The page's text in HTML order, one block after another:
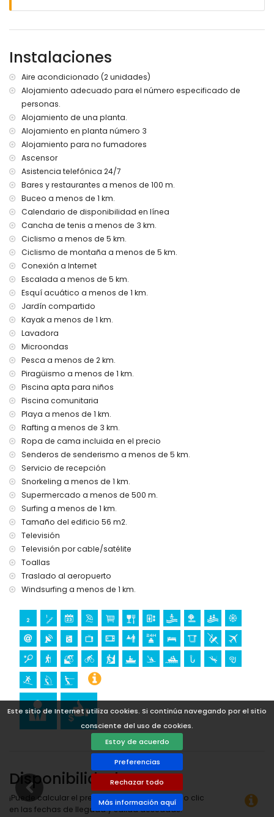
Este sitio de Internet utiliza cookies. Si continúa navegando por el sitio
consciente del uso de cookies.
Estoy de acuerdo
Preferencias
Rechazar todo
Más información aquí
puerto más cercano: Duanes del Mar, Jávea (a menos de
aeropuerto más cercano: Valencia (a menos de 100
kilómetros del apartamento)
segundo aeropuerto más cercano: Alicante (a menos de
100 kilómetros del apartamento)
transporte público cercano: autobús a 2 kilómetros
no está permitido fumar
no se admiten mascotas
El edificio donde se encuentra el alojamiento tiene
ascensor.
El alojamiento es muy adecuado para familias con niños.
Instalaciones y servicios incluidos en el precio del alquiler
del apartamento
internet (WiFi)
plancha y tabla de planchar
ropa de cama y toallas
Instalaciones y servicios con cargo adicional
servicio de aeropuerto
aire acondicionado
Entretenimiento y actividades de ocio para sus vacaciones
en Jávea, Costa Blanca
cine, bar y paseo marítimo (Paseo Puerto Jávea) (a menos
de 500 metros de la casa)
Lugares de interés y cultura en Jávea, Costa Blanca
iglesia (San Bartolomé y Jávea) (a menos de 1000 metros
del alojamiento)
museo (Histórico de Jávea), ruina (Molinos de Viento,
Jávea), monumento (Pueblo Histórico, Jávea), edificio
arquitectónico (Histórico de Jávea), lugar histórico (Pueblo
Histórico y Jávea) (a menos de 5 kilómetros del
alojamiento)
Deportes
piragüismo, kayak, buceo, snorkel, surf, windsurf y esquí
acuático (a menos de 1000 metros del apartamento)
tenis, senderismo, ciclismo de montaña, ciclismo,
escalada, rafting y pesca (a menos de 5 kilómetros del
apartamento)
10 kilómetros del apartamento)
Instalaciones
Aire acondicionado (2 unidades)
Alojamiento adecuado para el número especificado de
personas.
Alojamiento de una planta.
Alojamiento en planta número 3
Alojamiento para no fumadores
Ascensor
Asistencia telefónica 24/7
Bares y restaurantes a menos de 100 m.
Buceo a menos de 1 km.
Calendario de disponibilidad en línea
Cancha de tenis a menos de 3 km.
Ciclismo a menos de 5 km.
Ciclismo de montaña a menos de 5 km.
Conexión a Internet
Escalada a menos de 5 km.
Esquí acuático a menos de 1 km.
Jardín compartido
Kayak a menos de 1 km.
Lavadora
Microondas
Pesca a menos de 2 km.
Piragüismo a menos de 1 km.
Piscina apta para niños
Piscina comunitaria
Playa a menos de 1 km.
Rafting a menos de 3 km.
Ropa de cama incluida en el precio
Senderos de senderismo a menos de 5 km.
Servicio de recepción
Snorkeling a menos de 1 km.
Supermercado a menos de 500 m.
Surfing a menos de 1 km.
Tamaño del edificio 56 m2.
Televisión
Televisión por cable/satélite
Toallas
Traslado al aeropuerto
Windsurfing a menos de 1 km.
Disponibilidad
¡Puede calcular el precio del alquiler haciendo clic
en las fechas de llegada y salida deseadas!